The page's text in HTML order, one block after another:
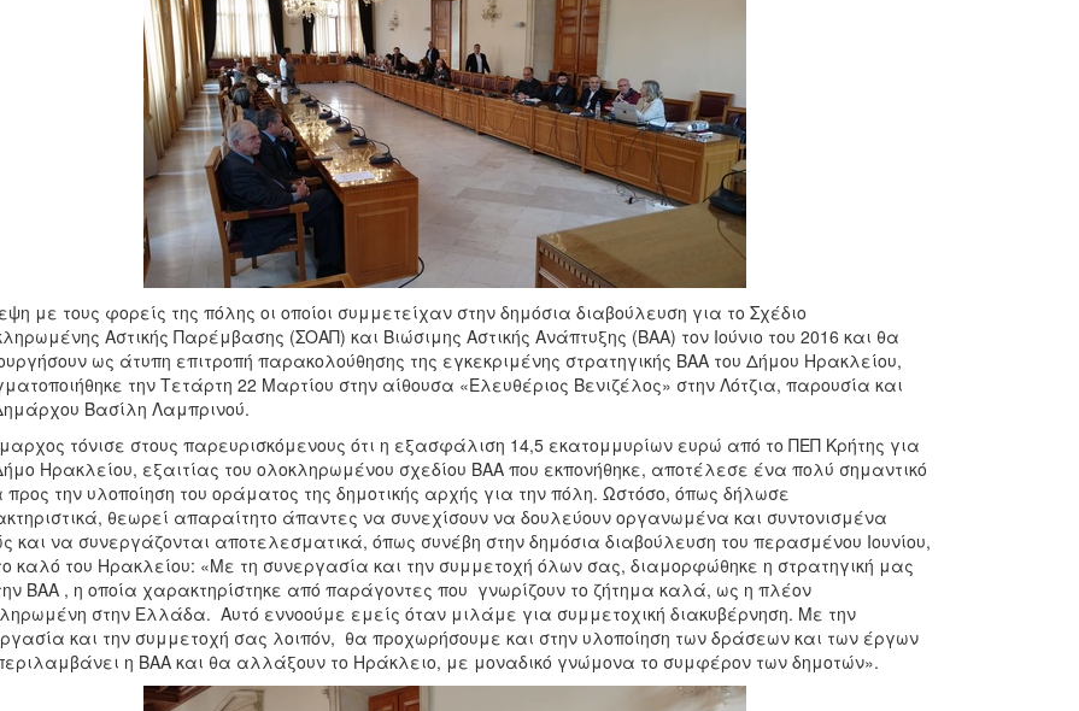
με τους φορείς της πόλης οι οποίοι συμμετείχαν στην δημόσια διαβούλευση για το Σχέδιο
Αστικής Παρέμβασης (ΣΟΑΠ) και Βιώσιμης Αστικής Ανάπτυξης (ΒΑΑ) τον Ιούνιο του 2016 και θα
ως άτυπη επιτροπή παρακολούθησης της εγκεκριμένης στρατηγικής ΒΑΑ του Δήμου Ηρακλείου,
την Τετάρτη 22 Μαρτίου στην αίθουσα «Ελευθέριος Βενιζέλος» στην Λότζια, παρουσία και
Βασίλη Λαμπρινού.
τόνισε στους παρευρισκόμενους ότι η εξασφάλιση 14,5 εκατομμυρίων ευρώ από το ΠΕΠ Κρήτης για
Ηρακλείου, εξαιτίας του ολοκληρωμένου σχεδίου ΒΑΑ που εκπονήθηκε, αποτέλεσε ένα πολύ σημαντικό
προς την υλοποίηση του οράματος της δημοτικής αρχής για την πόλη. Ωστόσο, όπως δήλωσε
θεωρεί απαραίτητο άπαντες να συνεχίσουν να δουλεύουν οργανωμένα και συντονισμένα
και να συνεργάζονται αποτελεσματικά, όπως συνέβη στην δημόσια διαβούλευση του περασμένου Ιουνίου,
καλό του Ηρακλείου: «Με τη συνεργασία και την συμμετοχή όλων σας, διαμορφώθηκε η στρατηγική μας
ΒΑΑ , η οποία χαρακτηρίστηκε από παράγοντες που γνωρίζουν το ζήτημα καλά, ως η πλέον
στην Ελλάδα. Αυτό εννοούμε εμείς όταν μιλάμε για συμμετοχική διακυβέρνηση. Με την
και την συμμετοχή σας λοιπόν, θα προχωρήσουμε και στην υλοποίηση των δράσεων και των έργων
η ΒΑΑ και θα αλλάξουν το Ηράκλειο, με μοναδικό γνώμονα το συμφέρον των δημοτών».